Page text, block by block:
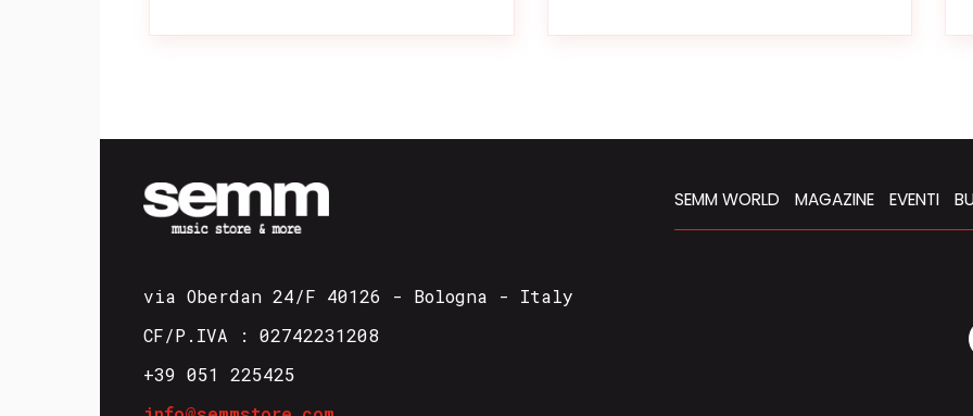
SEMM WORLD MAGAZINE EVENTI
via Oberdan 24/F 40126 - Bologna - Italy
CF/P.IVA : 02742231208
+39 051 225425